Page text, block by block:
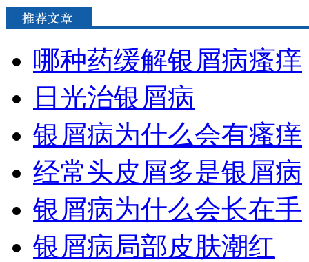
哪种药缓解银屑病瘙痒
日光治银屑病
银屑病为什么会有瘙痒
经常头皮屑多是银屑病
银屑病为什么会长在手
银屑病局部皮肤潮红